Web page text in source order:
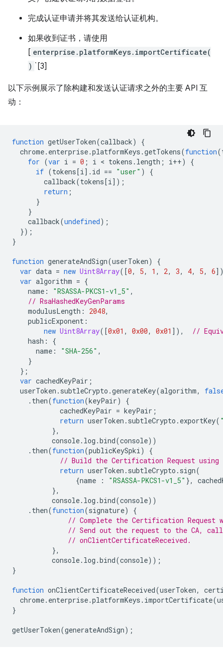
完成认证申请并将其发送给认证机构。
如果收到证书，请使用
[ enterprise.platformKeys.importCertificate(
) `[3]
以下示例展示了除构建和发送认证请求之外的主要 API 互
动：
function getUserToken(callback)
{
chrome. enterprise.platformKeys .getTokens(function(
for (var i = 0 ; i < tokens . length ; i++)
{
if (tokens[i]. id == "user" )
{
callback(tokens[i]);
return ;
}
}
callback(undefined);
});
}
function generateAndSign(userToken)
{
var data = new Uint8Array([0, 5, 1 , 2, 3, 4, 5, 6
var algorithm = {
name : "RSASSA-PKCS1-v1_5" ,
// RsaHashedKeyGenParams
modulusLength : 2048,
publicExponent :
new Uint8Array([0x01 , 0x00, 0x01 ]),
//
hash :
{
name : "SHA-256" ,
}
};
var cachedKeyPair ;
userToken . subtleCrypto .generateKey(algorithm,
. then(function(keyPair)
{
cachedKeyPair = keyPair ;
return userToken . subtleCrypto . exportKey(
},
console. log .bind(console))
. then(function(publicKeySpki)
{
// Build the Certification Request
return userToken . subtleCrypto . sign(
{name : "RSASSA-PKCS1-v1_5" },
},
console. log .bind(console))
. then(function(signature)
{
// Complete the Certification
// Send out the request to the CA,
// onClientCertificateReceived.
},
console. log .bind(console));
}
function onClientCertificateReceived(userToken,
chrome. enterprise.platformKeys . importCertificate(
}
getUserToken(generateAndSign);